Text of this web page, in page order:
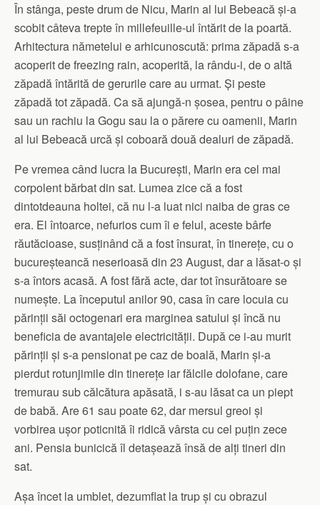
În stânga, peste drum de Nicu, Marin al lui Bebeacă și-a
scobit câteva trepte în millefeuille-ul întărit de la poartă.
Arhitectura nămetelui e arhicunoscută: prima zăpadă s-a
acoperit de freezing rain, acoperită, la rându-i, de o altă
zăpadă întărită de gerurile care au urmat. Și peste
zăpadă tot zăpadă. Ca să ajungă-n șosea, pentru o pâine
sau un rachiu la Gogu sau la o părere cu oamenii, Marin
al lui Bebeacă urcă și coboară două dealuri de zăpadă.
Pe vremea când lucra la București, Marin era cel mai
corpolent bărbat din sat. Lumea zice că a fost
dintotdeauna holtei, că nu l-a luat nici naiba de gras ce
era. El întoarce, nefurios cum îi e felul, aceste bârfe
răutăcioase, susținând că a fost însurat, în tinerețe, cu o
bucureșteancă neserioasă din 23 August, dar a lăsat-o și
s-a întors acasă. A fost fără acte, dar tot însurătoare se
numește. La începutul anilor 90, casa în care locuia cu
părinții săi octogenari era marginea satului și încă nu
beneficia de avantajele electricității. După ce i-au murit
părinții și s-a pensionat pe caz de boală, Marin și-a
pierdut rotunjimile din tinerețe iar fălcile dolofane, care
tremurau sub călcătura apăsată, i s-au lăsat ca un piept
de babă. Are 61 sau poate 62, dar mersul greoi și
vorbirea ușor poticnită îi ridică vârsta cu cel puțin zece
ani. Pensia bunicică îl detașează însă de alți tineri din
sat.
Așa încet la umblet, dezumflat la trup și cu obrazul